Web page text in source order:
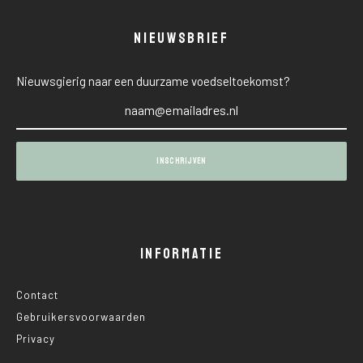
NIEUWSBRIEF
Nieuwsgierig naar een duurzame voedseltoekomst?
INFORMATIE
Contact
Gebruikersvoorwaarden
Privacy